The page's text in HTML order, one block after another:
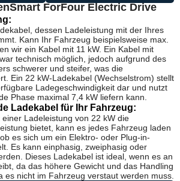
Smart ForFour Electric Drive
dessen Ladeleistung mit der Ihres
Kann Ihr Fahrzeug beispielsweise max.
wir ein Kabel mit 11 kW. Ein Kabel mit
technisch möglich, jedoch aufgrund des
schwerer und steifer, was die
Ein 22 kW-Ladekabel (Wechselstrom) stellt
Ladegeschwindigkeit dar und nutzt
Phase maximal 7,4 kW liefern kann.
Ladekabel für Ihr Fahrzeug:
Ladeleistung von 22 kW die
bietet, kann es jedes Fahrzeug laden
es sich um ein Elektro- oder Plug-in-
Es kann einphasig, zweiphasig oder
Dieses Ladekabel ist ideal, wenn es an
da das höhere Gewicht und das Handling
es nicht im Fahrzeug verstaut werden muss.